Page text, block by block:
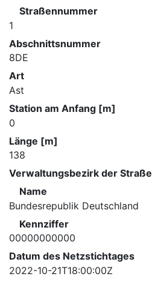
Straßennummer
1
Abschnittsnummer
8DE
Art
Ast
Station am Anfang [m]
0
Länge [m]
138
Verwaltungsbezirk der Straße
Name
Bundesrepublik Deutschland
Kennziffer
00000000000
Datum des Netzstichtages
2022-10-21T18:00:00Z